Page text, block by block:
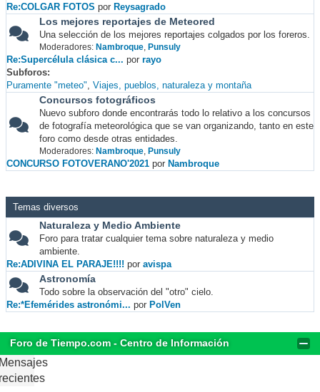
Re:COLGAR FOTOS por Reysagrado
Los mejores reportajes de Meteored
Una selección de los mejores reportajes colgados por los foreros.
Moderadores: Nambroque, Punsuly
Re:Supercélula clásica c... por rayo
Subforos
Puramente "meteo" Viajes, pueblos, naturaleza y montaña
Concursos fotográficos
Nuevo subforo donde encontrarás todo lo relativo a los concursos
de fotografía meteorológica que se van organizando, tanto en este
foro como desde otras entidades.
Moderadores: Nambroque, Punsuly
CONCURSO FOTOVERANO'2021 por Nambroque
Temas diversos
Naturaleza y Medio Ambiente
Foro para tratar cualquier tema sobre naturaleza y medio
ambiente.
Re:ADIVINA EL PARAJE!!!! por avispa
Astronomía
Todo sobre la observación del "otro" cielo.
Re:*Efemérides astronómi... por PolVen
Foro de Tiempo.com - Centro de Información